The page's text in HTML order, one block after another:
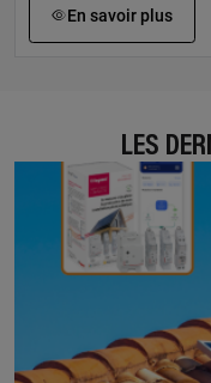
En savoir plus
LES